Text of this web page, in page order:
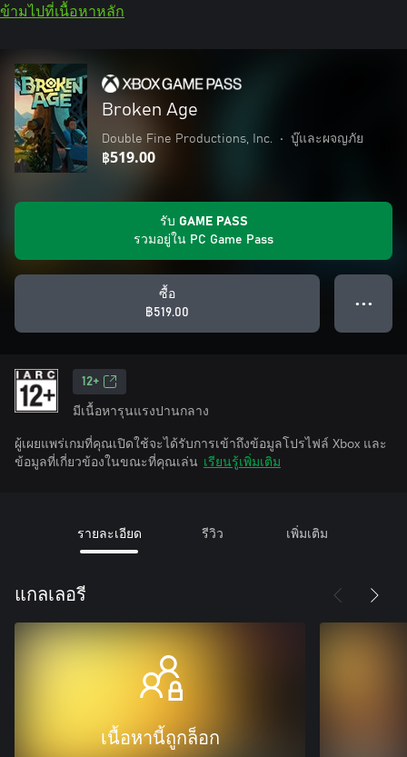
ข้ามไปที่เนื้อหาหลัก
Broken Age
Double Fine Productions, Inc. • บู๊และผจญภัย
฿519.00
รับ GAME PASS
รวมอยู่ใน PC Game Pass
ซื้อ
฿519.00
● ● ●
12+
มีเนื้อหารุนแรงปานกลาง
ผู้เผยแพร่เกมที่คุณเปิดใช้จะได้รับการเข้าถึงข้อมูลโปรไฟล์ Xbox และ
ข้อมูลที่เกี่ยวข้องในขณะที่คุณเล่น เรียนรู้เพิ่มเติม
รายละเอียด รีวิว เพิ่มเติม
แกลเลอรี
เนื้อหานี้ถูกล็อก